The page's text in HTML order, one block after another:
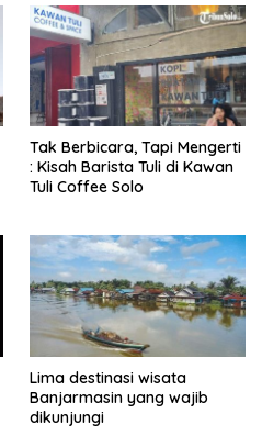
Tak Berbicara, Tapi Mengerti
: Kisah Barista Tuli di Kawan
Tuli Coffee Solo
Lima destinasi wisata
Banjarmasin yang wajib
dikunjungi